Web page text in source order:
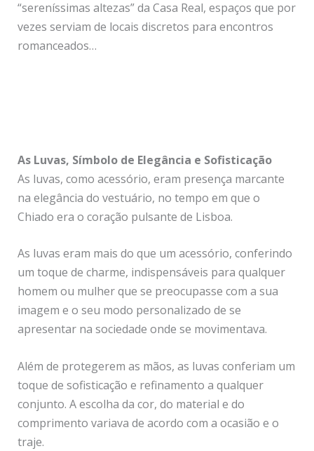
“sereníssimas altezas” da Casa Real, espaços que por
vezes serviam de locais discretos para encontros
romanceados…
As Luvas, Símbolo de Elegância e Sofisticação
As luvas, como acessório, eram presença marcante
na elegância do vestuário, no tempo em que o
Chiado era o coração pulsante de Lisboa.
As luvas eram mais do que um acessório, conferindo
um toque de charme, indispensáveis para qualquer
homem ou mulher que se preocupasse com a sua
imagem e o seu modo personalizado de se
apresentar na sociedade onde se movimentava.
Além de protegerem as mãos, as luvas conferiam um
toque de sofisticação e refinamento a qualquer
conjunto. A escolha da cor, do material e do
comprimento variava de acordo com a ocasião e o
traje.